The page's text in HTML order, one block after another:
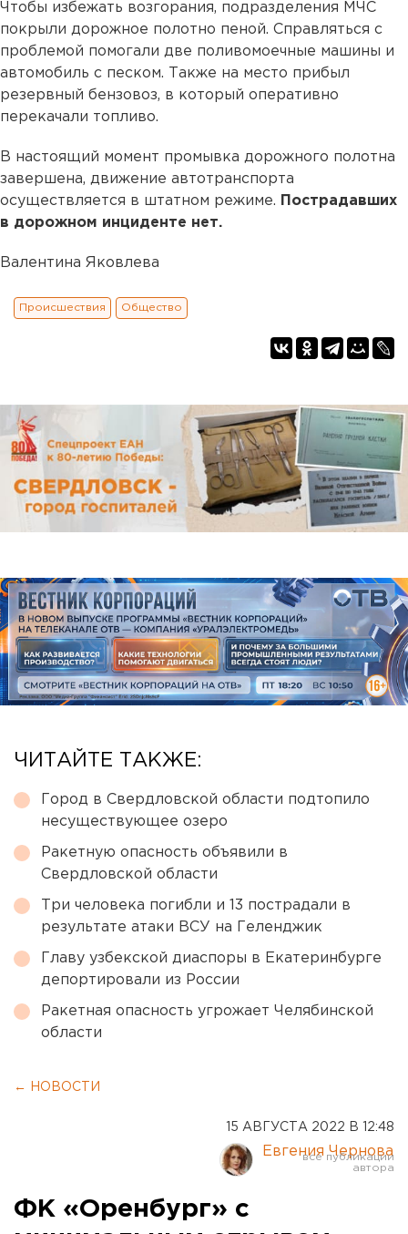
Чтобы избежать возгорания, подразделения МЧС
покрыли дорожное полотно пеной. Справляться с
проблемой помогали две поливомоечные машины и
автомобиль с песком. Также на место прибыл
резервный бензовоз, в который оперативно
перекачали топливо.
В настоящий момент промывка дорожного полотна
завершена, движение автотранспорта
осуществляется в штатном режиме.
Пострадавших
в дорожном инциденте нет.
Валентина Яковлева
Происшествия Общество
ЧИТАЙТЕ ТАКЖЕ:
Город в Свердловской области подтопило
несуществующее озеро
Ракетную опасность объявили в
Свердловской области
Три человека погибли и 13 пострадали в
результате атаки ВСУ на Геленджик
Главу узбекской диаспоры в Екатеринбурге
депортировали из России
Ракетная опасность угрожает Челябинской
области
← НОВОСТИ
15 АВГУСТА 2022 В 12:48
Евгения Чернова
ФК «Оренбург» с